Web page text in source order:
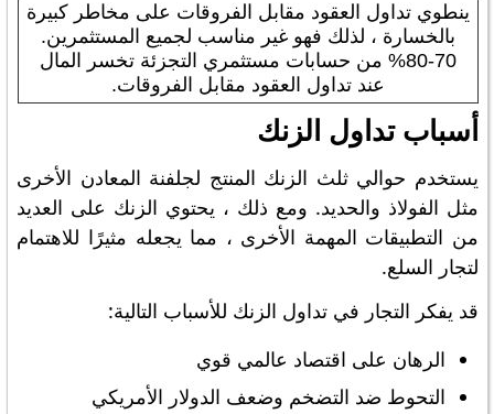
ينطوي تداول العقود مقابل الفروقات على مخاطر كبيرة
بالخسارة ، لذلك فهو غير مناسب لجميع المستثمرين.
70-80% من حسابات مستثمري التجزئة تخسر المال
عند تداول العقود مقابل الفروقات.
أسباب تداول الزنك
يستخدم حوالي ثلث الزنك المنتج لجلفنة المعادن الأخرى
مثل الفولاذ والحديد. ومع ذلك ، يحتوي الزنك على العديد
من التطبيقات المهمة الأخرى ، مما يجعله مثيرًا للاهتمام
لتجار السلع.
قد يفكر التجار في تداول الزنك للأسباب التالية:
الرهان على اقتصاد عالمي قوي
التحوط ضد التضخم وضعف الدولار الأمريكي